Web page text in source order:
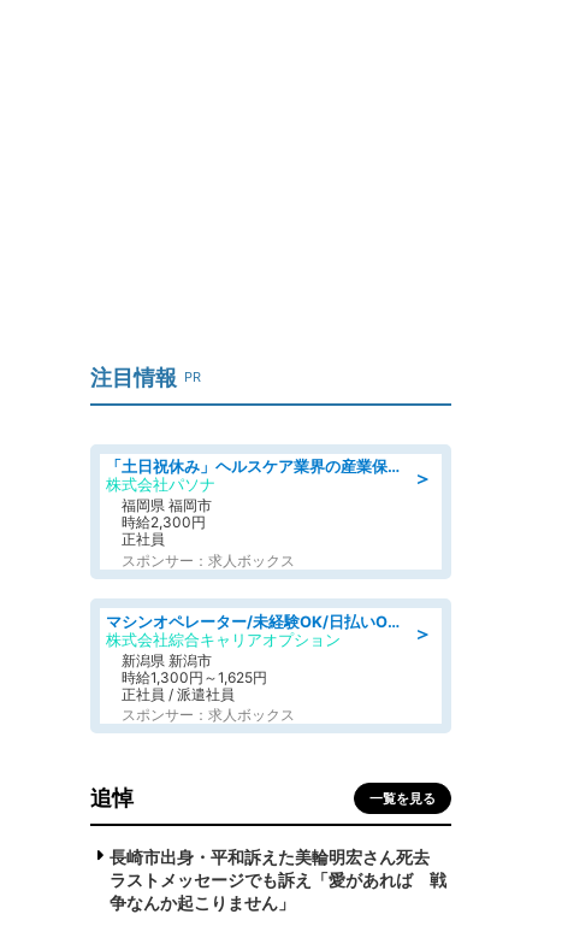
注目情報 PR
＞
「土日祝休み」ヘルスケア業界の産業保健師/高時給/未経験OK/要資格:保健師、正看護師
株式会社パソナ
福岡県 福岡市
時給2,300円
正社員
スポンサー：求人ボックス
＞
マシンオペレーター/未経験OK/日払いOK/寮完備/交替制/20・30・40代活躍中
株式会社綜合キャリアオプション
新潟県 新潟市
時給1,300円～1,625円
正社員 / 派遣社員
スポンサー：求人ボックス
追悼 一覧を見る
長崎市出身・平和訴えた美輪明宏さん死去
ラストメッセージでも訴え「愛があれば 戦
争なんか起こりません」